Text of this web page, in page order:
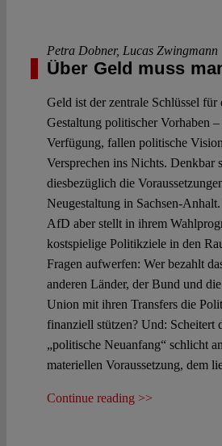
Petra Dobner, Lucas Zwingmann
Über Geld muss
Geld ist der zentrale Schlüssel für
Gestaltung politischer Vorhaben
Verfügung, fallen politische
Versprechen ins Nichts. Denkbar
diesbezüglich die
Neugestaltung in Sachsen-
AfD aber stellt in ihrem
kostspielige Politikziele in den
Fragen aufwerfen: Wer bezahlt
anderen Länder, der Bund und
Union mit ihren Transfers die
finanziell stützen? Und: Scheitert
„politische Neuanfang“ schlicht
materiellen Voraussetzung, dem
Continue reading >>